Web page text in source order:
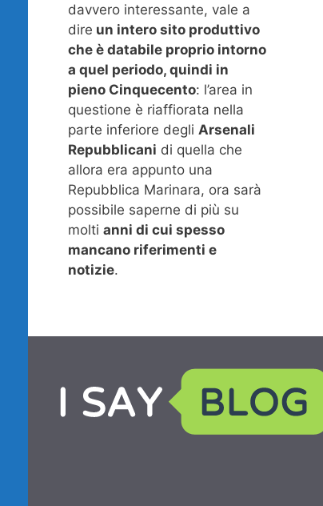
davvero interessante, vale a
dire un intero sito produttivo
che è databile proprio intorno
a quel periodo, quindi in
pieno Cinquecento: l’area in
questione è riaffiorata nella
parte inferiore degli Arsenali
Repubblicani di quella che
allora era appunto una
Repubblica Marinara, ora sarà
possibile saperne di più su
molti anni di cui spesso
mancano riferimenti e
notizie.